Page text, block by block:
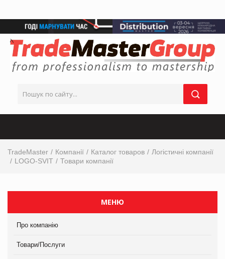
TradeMaster Компанії Каталог товаров
Логістичні компанії
LOGO-SVIT
Товари компанії
МЕНЮ
Про компанію
Товари/Послуги